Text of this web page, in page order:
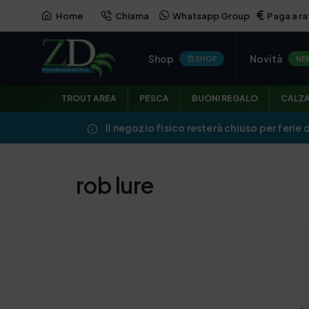
Home Chiama Whatsapp Group Paga a
Shop SHOP Novità
TROUT AREA PESCA BUONI REGALO
Il negozio fisico resterà chiuso per ferie
rob lure